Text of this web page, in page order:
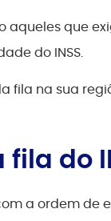
aqueles que
do INSS.
fila na sua
do
a ordem de